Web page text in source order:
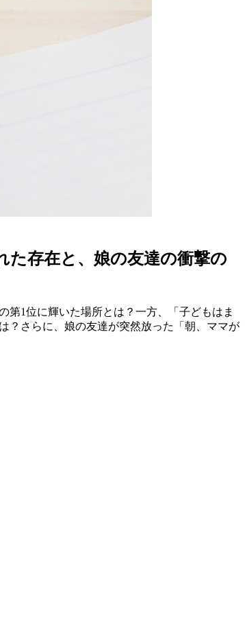
た存在と、娘の友達の衝撃の
1位に輝いた場所とは？一方、「子どもはま
？さらに、娘の友達が突然放った「朝、ママが